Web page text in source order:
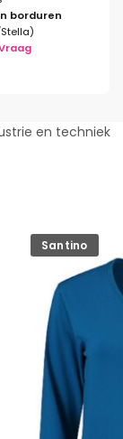
borduren
en techniek
Santino